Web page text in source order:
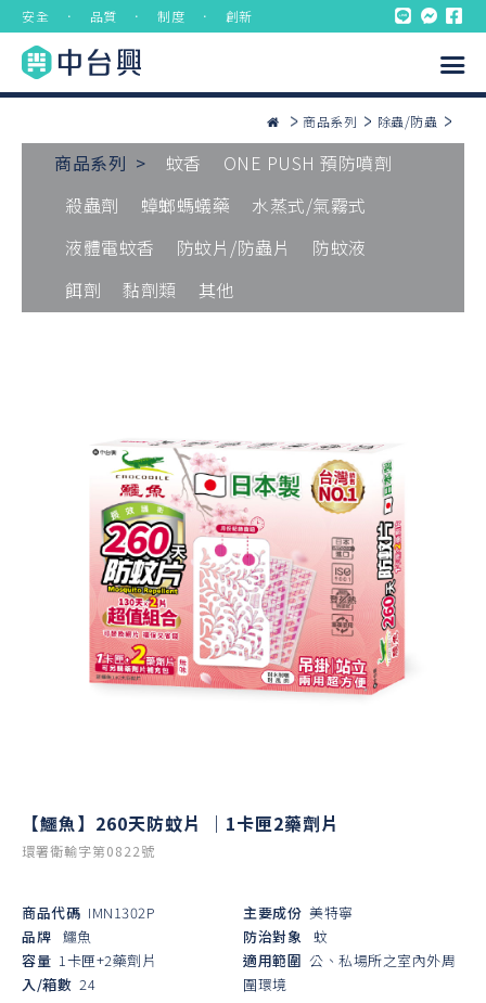
安全 ． 品質 ． 制度 ． 創新
商品系列 除蟲/防蟲
商品系列 > 蚊香
ONE PUSH 預防噴劑
殺蟲劑
蟑螂螞蟻藥
水蒸式/氣霧式
液體電蚊香
防蚊片/防蟲片
防蚊液
餌劑
黏劑類 其他
【鱷魚】260天防蚊片 ｜1卡匣2藥劑片
環署衛輸字第0822號
商品代碼 IMN1302P
品牌 鱷魚
容量 1卡匣+2藥劑片
入/箱數 24
主要成份 美特寧
防治對象 蚊
適用範圍 公、私場所之室內外周
圍環境